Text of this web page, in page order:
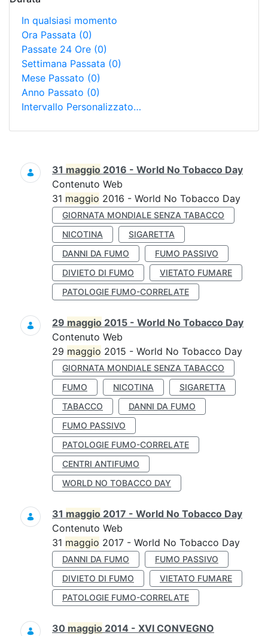
In qualsiasi momento
Ora Passata (0)
Passate 24 Ore (0)
Settimana Passata (0)
Mese Passato (0)
Anno Passato (0)
Intervallo Personalizzato…
Ricerca
31 maggio 2016 - World No Tobacco Day
Contenuto Web
31 maggio 2016 - World No Tobacco Day
GIORNATA MONDIALE SENZA TABACCO
NICOTINA
SIGARETTA
DANNI DA FUMO
FUMO PASSIVO
DIVIETO DI FUMO
VIETATO FUMARE
PATOLOGIE FUMO-CORRELATE
29 maggio 2015 - World No Tobacco Day
Contenuto Web
29 maggio 2015 - World No Tobacco Day
GIORNATA MONDIALE SENZA TABACCO
FUMO
NICOTINA
SIGARETTA
TABACCO
DANNI DA FUMO
FUMO PASSIVO
PATOLOGIE FUMO-CORRELATE
CENTRI ANTIFUMO
WORLD NO TOBACCO DAY
31 maggio 2017 - World No Tobacco Day
Contenuto Web
31 maggio 2017 - World No Tobacco Day
DANNI DA FUMO
FUMO PASSIVO
DIVIETO DI FUMO
VIETATO FUMARE
PATOLOGIE FUMO-CORRELATE
30 maggio 2014 - XVI CONVEGNO